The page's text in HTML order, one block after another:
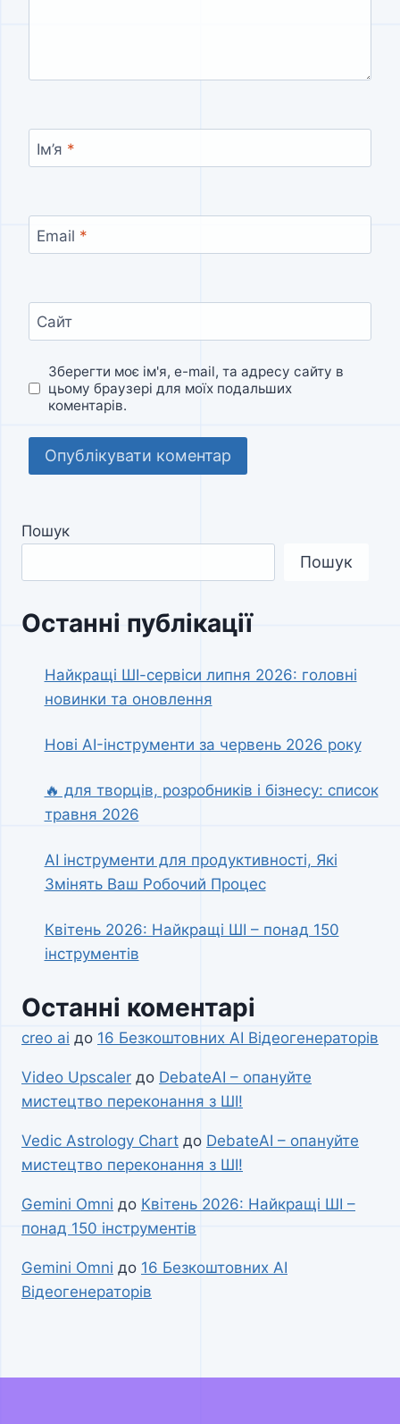
Ім’я *
Email *
Сайт
Зберегти моє ім'я, e-mail, та адресу сайту в
цьому браузері для моїх подальших
коментарів.
Пошук
Пошук
Останні публікації
Найкращі ШІ-сервіси липня 2026: головні
новинки та оновлення
Нові AI-інструменти за червень 2026 року
🔥 для творців, розробників і бізнесу: список
травня 2026
AI інструменти для продуктивності, Які
Змінять Ваш Робочий Процес
Квітень 2026: Найкращі ШІ – понад 150
інструментів
Останні коментарі
creo ai до 16 Безкоштовних AI Відеогенераторів
Video Upscaler до DebateAI – опануйте
мистецтво переконання з ШІ!
Vedic Astrology Chart до DebateAI – опануйте
мистецтво переконання з ШІ!
Gemini Omni до Квітень 2026: Найкращі ШІ –
понад 150 інструментів
Gemini Omni до 16 Безкоштовних AI
Відеогенераторів